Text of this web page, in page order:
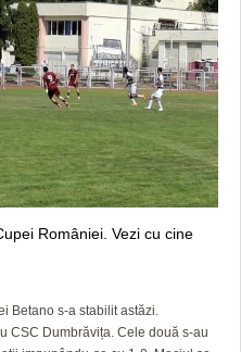
României. Vezi cu cine
Betano s-a stabilit astăzi.
CSC Dumbrăvița. Cele două s-au